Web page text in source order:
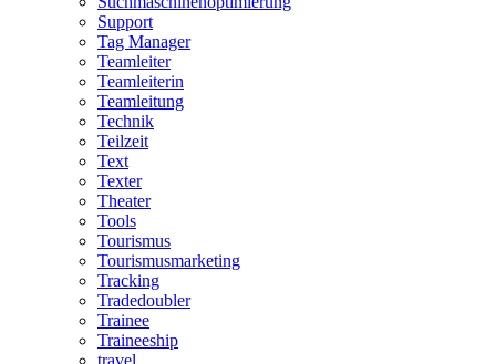
Support
Tag Manager
Teamleiter
Teamleiterin
Teamleitung
Technik
Teilzeit
Text
Texter
Theater
Tools
Tourismus
Tourismusmarketing
Tracking
Tradedoubler
Trainee
Traineeship
travel